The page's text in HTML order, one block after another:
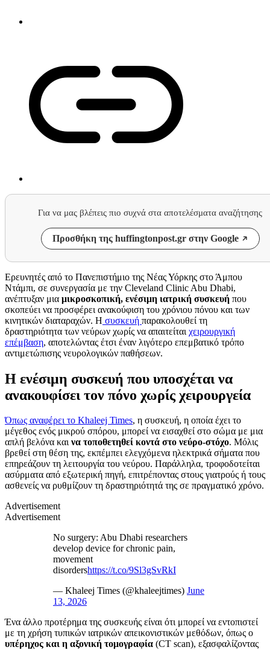
Για να μας βλέπεις πιο συχνά στα αποτελέσματα αναζήτησης
Προσθήκη της huffingtonpost.gr στην Google
Ερευνητές από το Πανεπιστήμιο της Νέας Υόρκης στο Άμπου
Ντάμπι, σε συνεργασία με την Cleveland Clinic Abu Dhabi,
ανέπτυξαν μια μικροσκοπική, ενέσιμη ιατρική συσκευή που
σκοπεύει να προσφέρει ανακούφιση του χρόνιου πόνου και των
κινητικών διαταραχών. Η συσκευή παρακολουθεί τη
δραστηριότητα των νεύρων χωρίς να απαιτείται χειρουργική
επέμβαση, αποτελώντας έτσι έναν λιγότερο επεμβατικό τρόπο
αντιμετώπισης νευρολογικών παθήσεων.
Η ενέσιμη συσκευή που υποσχέται να
ανακουφίσει τον πόνο χωρίς χειρουργεία
Όπως αναφέρει το Khaleej Times, η συσκευή, η οποία έχει το
μέγεθος ενός μικρού σπόρου, μπορεί να εισαχθεί στο σώμα με μια
απλή βελόνα καινα τοποθετηθεί κοντά στο νεύρο-στόχο. Μόλις
βρεθεί στη θέση της, εκπέμπει ελεγχόμενα ηλεκτρικά σήματα που
επηρεάζουν τη λειτουργία του νεύρου. Παράλληλα, τροφοδοτείται
ασύρματα από εξωτερική πηγή, επιτρέποντας στους γιατρούς ή τους
ασθενείς να ρυθμίζουν τη δραστηριότητά της σε πραγματικό χρόνο.
Advertisement
Advertisement
No surgery: Abu Dhabi researchers
develop device for chronic pain,
movement
disordershttps://t.co/9Sl3gSvRkI
— Khaleej Times (@khaleejtimes) June
13, 2026
Ένα άλλο προτέρημα της συσκευής είναι ότι μπορεί να εντοπιστεί
με τη χρήση τυπικών ιατρικών απεικονιστικών μεθόδων, όπως ο
υπέρηχος και η αξονική τομογραφία (CT scan), εξασφαλίζοντας